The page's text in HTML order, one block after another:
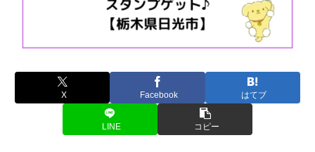
X Facebook はてブ
LINE コピー